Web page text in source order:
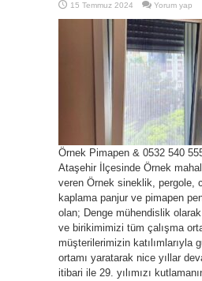
15 Temmuz 2024 Yorum yap
Örnek Pimapen & 0532 540
Ataşehir İlçesinde Örnek
veren Örnek sineklik, pergole,
kaplama panjur ve pimapen
olan; Denge mühendislik
ve birikimimizi tüm çalışma
müşterilerimizin katılımlarıyla
ortamı yaratarak nice yıllar
itibari ile 29. yılımızı